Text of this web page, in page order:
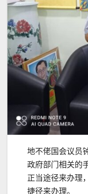
地不佬国会议员
政府部门相关的
正当途径来办理
捷径来办理。